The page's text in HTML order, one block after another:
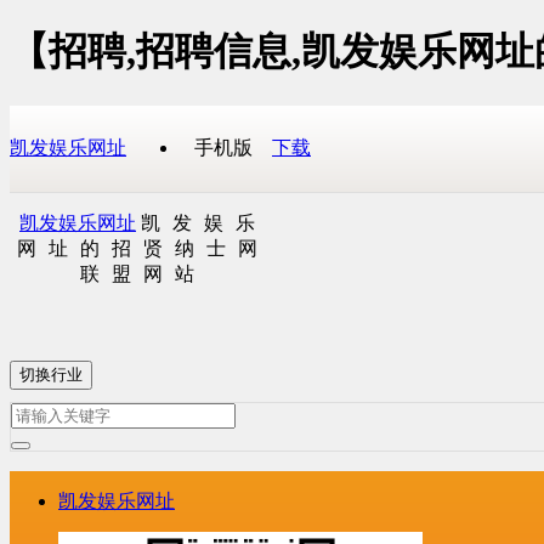
【招聘,招聘信息,凯发娱乐网
凯发娱乐网址 手机版 下载
凯发娱乐网址 凯发娱乐
网址的招贤纳士网
联盟网站
切换行业
凯发娱乐网址